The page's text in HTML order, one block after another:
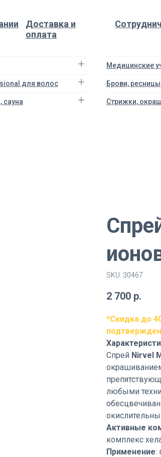
Доставка и
оплата
Медицинские
для волос Брови, ресницы
сауна Стрижки,
SKU: 30467
2 700 р.
*Скидка до
Спрей Nirvel
любыми
Активные
комплекс
Применение: